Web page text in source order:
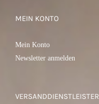
MEIN KONTO
Mein Konto
Newsletter anmelden
VERSANDDIENSTLEISTER